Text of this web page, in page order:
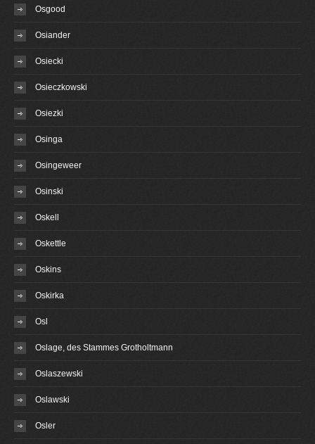
Osgood
Osiander
Osiecki
Osieczkowski
Osiezki
Osinga
Osingeweer
Osinski
Oskell
Oskettle
Oskins
Oskirka
Osl
Oslage, des Stammes Grotholtmann
Oslaszewski
Oslawski
Osler